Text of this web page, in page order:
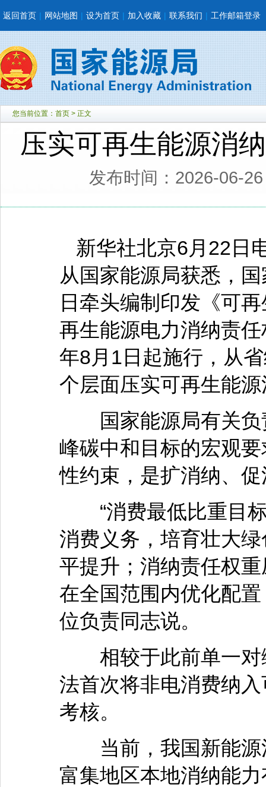
返回首页 | 网站地图 | 设为首页 | 加入收藏 | 联系我们 | 工作邮箱登录
您当前位置： 首页 > 正文
压实可再生能源消
发布时间：2026-06-
新华社北京6月22日
从国家能源局获悉，
日牵头编制印发《可
再生能源电力消纳责
年8月1日起施行，从
个层面压实可再生能
国家能源局有关负
峰碳中和目标的宏观
性约束，是扩消纳、
“消费最低比重目标
消费义务，培育壮大
平提升；消纳责任权
在全国范围内优化配
位负责同志说。
相较于此前单一对
法首次将非电消费纳
考核。
当前，我国新能源
富集地区本地消纳能